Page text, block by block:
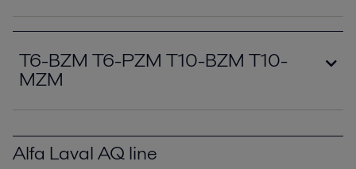
T6-BZM T6-PZM T10-BZM T10-
MZM
Alfa Laval AQ line